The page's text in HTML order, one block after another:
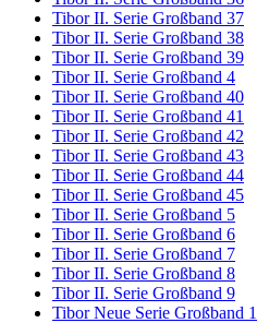
Tibor II. Serie Großband 37
Tibor II. Serie Großband 38
Tibor II. Serie Großband 39
Tibor II. Serie Großband 4
Tibor II. Serie Großband 40
Tibor II. Serie Großband 41
Tibor II. Serie Großband 42
Tibor II. Serie Großband 43
Tibor II. Serie Großband 44
Tibor II. Serie Großband 45
Tibor II. Serie Großband 5
Tibor II. Serie Großband 6
Tibor II. Serie Großband 7
Tibor II. Serie Großband 8
Tibor II. Serie Großband 9
Tibor Neue Serie Großband 1